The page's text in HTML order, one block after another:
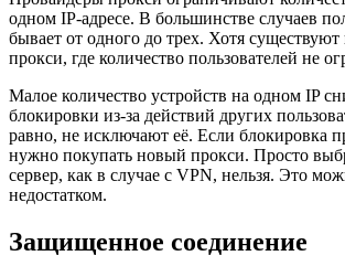
одном IP-адресе. В большинстве случаев
бывает от одного до трех. Хотя
прокси, где количество пользователей не
Малое количество устройств на одном IP
блокировки из-за действий других
равно, не исключают её. Если блокировка
нужно покупать новый прокси. Просто
сервер, как в случае с VPN, нельзя. Это
недостатком.
Защищенное соединение